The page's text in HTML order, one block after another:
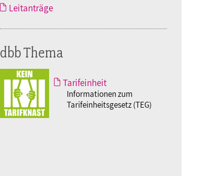
Leitanträge
dbb Thema
Tarifeinheit
Informationen zum
Tarifeinheitsgesetz (TEG)